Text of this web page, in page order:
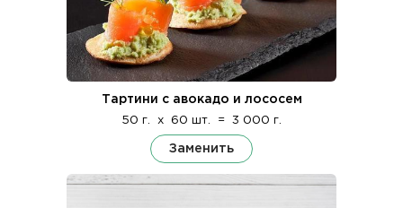
Тартини с авокадо и лососем
50 г. x 60 шт. = 3 000 г.
Заменить